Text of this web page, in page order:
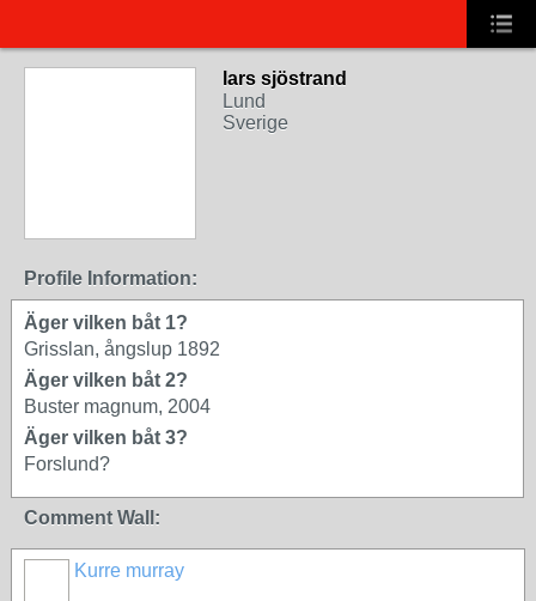
lars sjöstrand
Lund
Sverige
Profile Information:
Äger vilken båt 1?
Grisslan, ångslup 1892
Äger vilken båt 2?
Buster magnum, 2004
Äger vilken båt 3?
Forslund?
Comment Wall:
Kurre murray